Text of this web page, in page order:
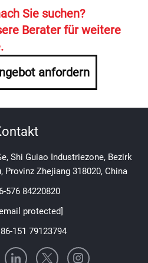
Sie suchen?
Berater für weitere
anfordern
Shi Guiao Industriezone, Bezirk
Provinz Zhejiang 318020, China
576 84220820
protected]
151 79123794